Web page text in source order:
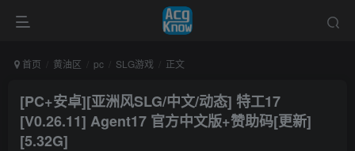
首页 黄油区 pc SLG游戏 正文
[PC+安卓][亚洲风SLG/中文/动态] 特工17
[V0.26.11] Agent17 官方中文版+赞助码[更新]
[5.32G]